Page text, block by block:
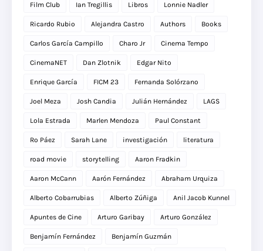
Film Club Ian Tregillis Libros Lonnie Nadler
Ricardo Rubio Alejandra Castro Authors Books
Carlos García Campillo Charo Jr Cinema Tempo
CinemaNET Dan Zlotnik Edgar Nito
Enrique García FICM 23 Fernanda Solórzano
Joel Meza Josh Candia Julián Hernández LAGS
Lola Estrada Marlen Mendoza Paul Constant
Ro Páez Sarah Lane investigación literatura
road movie storytelling Aaron Fradkin
Aaron McCann Aarón Fernández Abraham Urquiza
Alberto Cobarrubias Alberto Zúñiga Anil Jacob Kunnel
Apuntes de Cine Arturo Garibay Arturo González
Benjamín Fernández Benjamín Guzmán